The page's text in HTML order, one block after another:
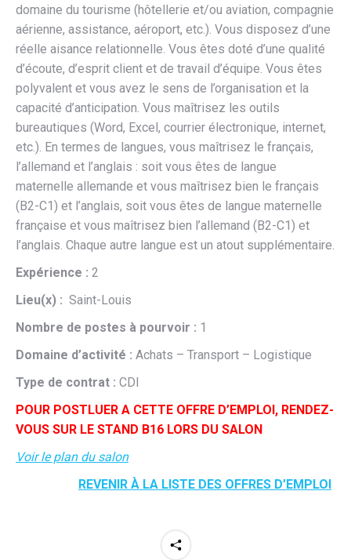
domaine du tourisme (hôtellerie et/ou aviation, compagnie
aérienne, assistance, aéroport, etc.). Vous disposez d’une
réelle aisance relationnelle. Vous êtes doté d’une qualité
d’écoute, d’esprit client et de travail d’équipe. Vous êtes
polyvalent et vous avez le sens de l’organisation et la
capacité d’anticipation. Vous maîtrisez les outils
bureautiques (Word, Excel, courrier électronique, internet,
etc.). En termes de langues, vous maîtrisez le français,
l’allemand et l’anglais : soit vous êtes de langue
maternelle allemande et vous maîtrisez bien le français
(B2-C1) et l’anglais, soit vous êtes de langue maternelle
française et vous maîtrisez bien l’allemand (B2-C1) et
l’anglais. Chaque autre langue est un atout supplémentaire.
Expérience : 2
Lieu(x) : Saint-Louis
Nombre de postes à pourvoir : 1
Domaine d’activité : Achats – Transport – Logistique
Type de contrat : CDI
POUR POSTLUER A CETTE OFFRE D’EMPLOI, RENDEZ-
VOUS SUR LE STAND B16 LORS DU SALON
Voir le plan du salon
REVENIR À LA LISTE DES OFFRES D’EMPLOI